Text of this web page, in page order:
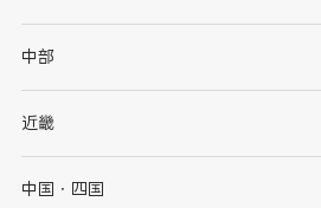
岩手県
秋田県
茨城県
群馬県
千葉県
中部
新潟県
石川県
近畿
大阪府
中国・四国